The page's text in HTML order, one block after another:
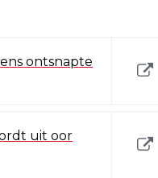
ontsnapte
uit oor